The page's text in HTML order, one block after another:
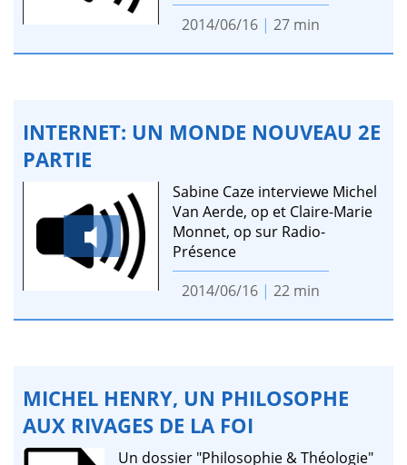
2014/06/16 | 27 min
INTERNET: UN MONDE NOUVEAU 2E
PARTIE
Sabine Caze interviewe Michel
Van Aerde, op et Claire-Marie
Monnet, op sur Radio-
Présence
2014/06/16 | 22 min
MICHEL HENRY, UN PHILOSOPHE
AUX RIVAGES DE LA FOI
Un dossier "Philosophie & Théologie"